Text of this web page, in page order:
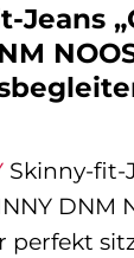
Jeans
Skinny-fit-
DNM
perfekt